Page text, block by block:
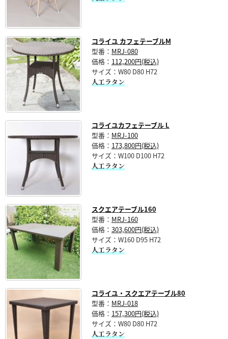
コライユ カフェテーブルM
型番： MRJ-080
価格： 112,200円(税込)
サイズ：W80 D80 H72
人工ラタン
コライユカフェテーブル L
型番： MRJ-100
価格： 173,800円(税込)
サイズ：W100 D100 H72
人工ラタン
スクエアテーブル160
型番： MRJ-160
価格： 303,600円(税込)
サイズ：W160 D95 H72
人工ラタン
コライユ・スクエアテーブル80
型番： MRJ-018
価格： 157,300円(税込)
サイズ：W80 D80 H72
人工ラタン